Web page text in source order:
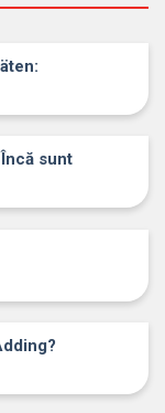
sunt